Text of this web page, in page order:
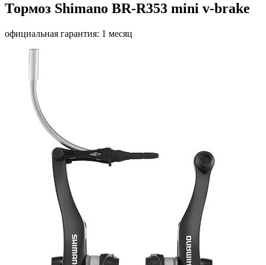
Тормоз Shimano BR-R353 mini v-brake
официальная гарантия: 1 месяц